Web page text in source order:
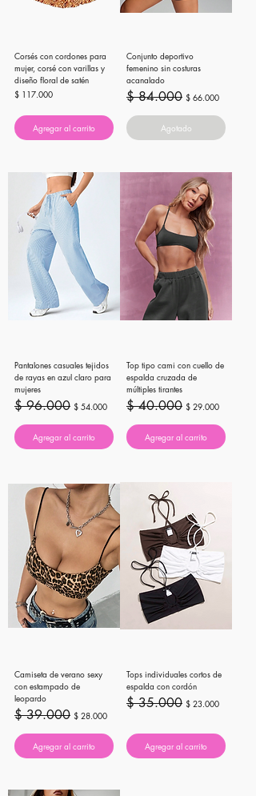
Corsés con cordones para
mujer, corsé con varillas y
diseño floral de satén
Precio
$ 117.000
Agregar al carrito
Conjunto deportivo
femenino sin costuras
acanalado
Precio
$ 84.000 Precio de oferta
$ 66.000
Agotado
Pantalones casuales tejidos
de rayas en azul claro para
mujeres
Precio
$ 96.000 Precio de oferta
$ 54.000
Agregar al carrito
Top tipo cami con cuello de
espalda cruzada de
múltiples tirantes
Precio
$ 40.000 Precio de oferta
$ 29.000
Agregar al carrito
Camiseta de verano sexy
con estampado de
leopardo
Precio
$ 39.000 Precio de oferta
$ 28.000
Agregar al carrito
Tops individuales cortos de
espalda con cordón
Precio
$ 35.000 Precio de oferta
$ 23.000
Agregar al carrito